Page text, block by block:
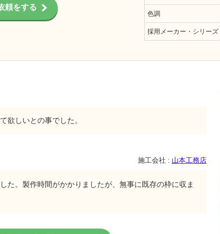
頼をする
色調
採用メーカー・シリーズ
欲しいとの事でした。
施工会社 : 山本工務店
た。製作時間がかかりましたが、無事に既存の枠に収ま